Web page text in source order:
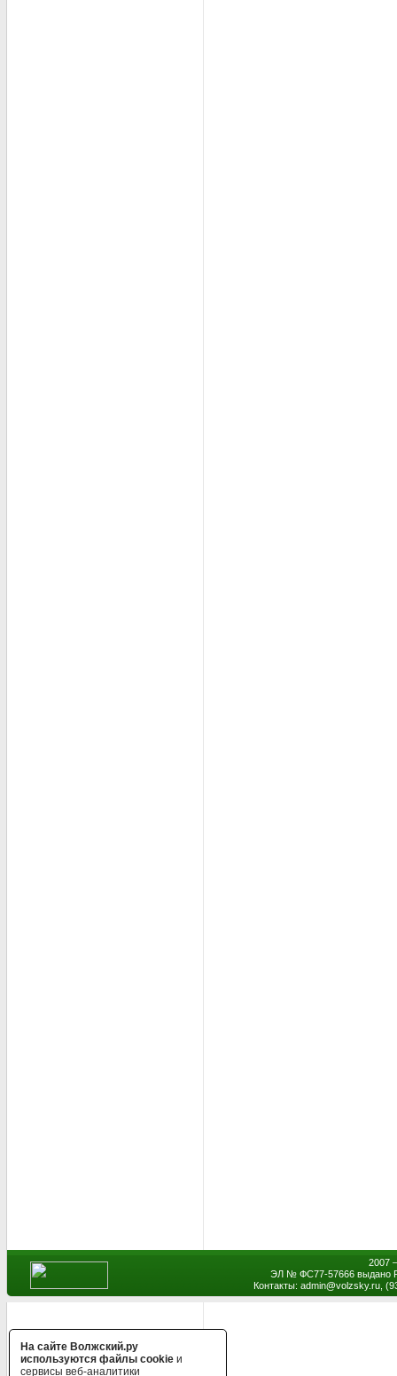
2007
ЭЛ № ФС77-57666 выдано
Контакты: admin@volzsky.ru,
На сайте Волжский.ру
используются файлы cookie и
сервисы веб-аналитики